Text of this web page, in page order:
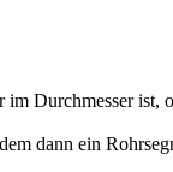
Durchmesser
dann ein